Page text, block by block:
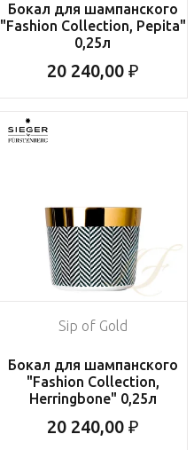
Бокал для шампанского
"Fashion Collection, Pepita"
0,25л
20 240,00 ₽
Sip of Gold
Бокал для шампанского
"Fashion Collection,
Herringbone" 0,25л
20 240,00 ₽